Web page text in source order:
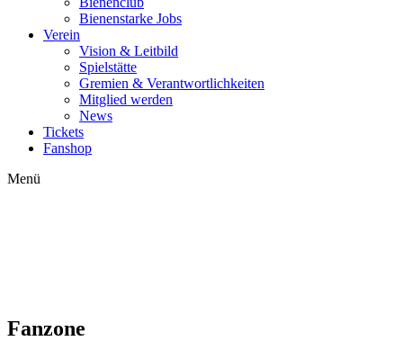
Bienenstarke Jobs
Verein
Vision & Leitbild
Spielstätte
Gremien & Verantwortlichkeiten
Mitglied werden
News
Tickets
Fanshop
Menü
Fanzone